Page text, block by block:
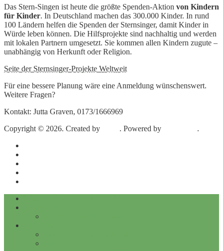
Das Stern-Singen ist heute die größte Spenden-Aktion von Kindern
für Kinder. In Deutschland machen das 300.000 Kinder. In rund
100 Ländern helfen die Spenden der Sternsinger, damit Kinder in
Würde leben können. Die Hilfsprojekte sind nachhaltig und werden
mit lokalen Partnern umgesetzt. Sie kommen allen Kindern zugute –
unabhängig von Herkunft oder Religion.
Seite der Sternsinger-Projekte Weltweit
Für eine bessere Planung wäre eine Anmeldung wünschenswert.
Weitere Fragen?
Kontakt: Jutta Graven, 0173/1666969
Copyright © 2026. Created by
. Powered by
.